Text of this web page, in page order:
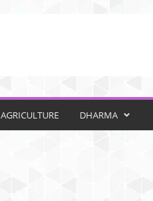
AGRICULTURE DHARMA